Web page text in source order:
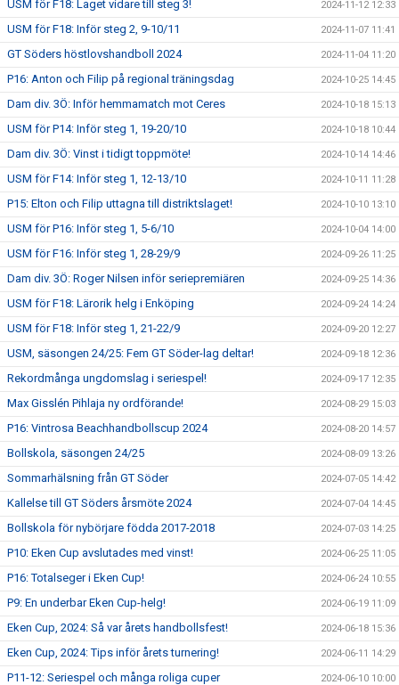
USM för F18: Laget vidare till steg 3! 2024-11-12 12:33
USM för F18: Inför steg 2, 9-10/11 2024-11-07 11:41
GT Söders höstlovshandboll 2024 2024-11-04 11:20
P16: Anton och Filip på regional träningsdag 2024-10-25 14:45
Dam div. 3Ö: Inför hemmamatch mot Ceres 2024-10-18 15:13
USM för P14: Inför steg 1, 19-20/10 2024-10-18 10:44
Dam div. 3Ö: Vinst i tidigt toppmöte! 2024-10-14 14:46
USM för F14: Inför steg 1, 12-13/10 2024-10-11 11:28
P15: Elton och Filip uttagna till distriktslaget! 2024-10-10 13:10
USM för P16: Inför steg 1, 5-6/10 2024-10-04 14:00
USM för F16: Inför steg 1, 28-29/9 2024-09-26 11:25
Dam div. 3Ö: Roger Nilsen inför seriepremiären 2024-09-25 14:36
USM för F18: Lärorik helg i Enköping 2024-09-24 14:24
USM för F18: Inför steg 1, 21-22/9 2024-09-20 12:27
USM, säsongen 24/25: Fem GT Söder-lag deltar! 2024-09-18 12:36
Rekordmånga ungdomslag i seriespel! 2024-09-17 12:35
Max Gisslén Pihlaja ny ordförande! 2024-08-29 15:03
P16: Vintrosa Beachhandbollscup 2024 2024-08-20 14:57
Bollskola, säsongen 24/25 2024-08-09 13:26
Sommarhälsning från GT Söder 2024-07-05 14:42
Kallelse till GT Söders årsmöte 2024 2024-07-04 14:45
Bollskola för nybörjare födda 2017-2018 2024-07-03 14:25
P10: Eken Cup avslutades med vinst! 2024-06-25 11:05
P16: Totalseger i Eken Cup! 2024-06-24 10:55
P9: En underbar Eken Cup-helg! 2024-06-19 11:09
Eken Cup, 2024: Så var årets handbollsfest! 2024-06-18 15:36
Eken Cup, 2024: Tips inför årets turnering! 2024-06-11 14:29
P11-12: Seriespel och många roliga cuper 2024-06-10 10:00